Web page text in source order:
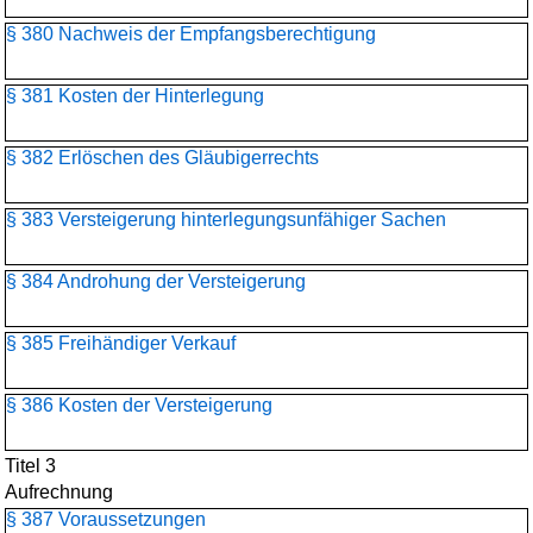
§ 380 Nachweis der Empfangsberechtigung
§ 381 Kosten der Hinterlegung
§ 382 Erlöschen des Gläubigerrechts
§ 383 Versteigerung hinterlegungsunfähiger Sachen
§ 384 Androhung der Versteigerung
§ 385 Freihändiger Verkauf
§ 386 Kosten der Versteigerung
Titel 3
Aufrechnung
§ 387 Voraussetzungen